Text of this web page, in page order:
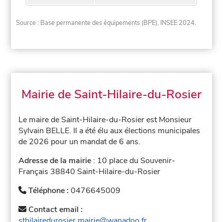
Source : Base permanente des équipements (BPE), INSEE 2024.
Mairie de Saint-Hilaire-du-Rosier
Le maire de Saint-Hilaire-du-Rosier est Monsieur
Sylvain BELLE. Il a été élu aux élections municipales
de 2026 pour un mandat de 6 ans.
Adresse de la mairie : 10 place du Souvenir-
Français 38840 Saint-Hilaire-du-Rosier
Téléphone :0476645009
Contact email :